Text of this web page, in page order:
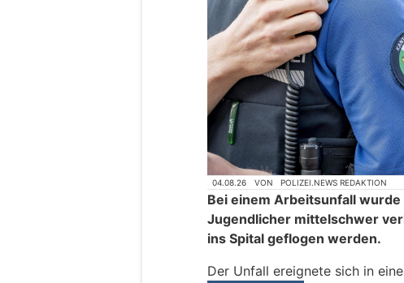
04.08.26 VON POLIZEI.NEWS REDAKTION
Bei einem Arbeitsunfall
Jugendlicher mittelschwer
ins Spital geflogen werden.
Der Unfall ereignete sich in